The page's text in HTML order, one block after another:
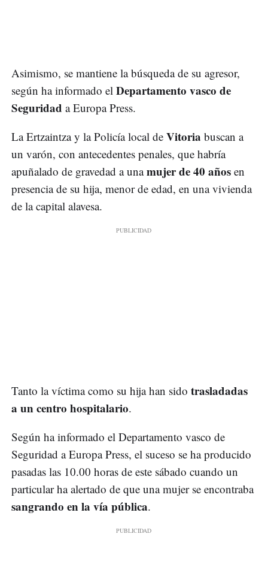
Asimismo, se mantiene la búsqueda de su agresor,
según ha informado el Departamento vasco de
Seguridad a Europa Press.
La Ertzaintza y la Policía local de Vitoria buscan a
un varón, con antecedentes penales, que habría
apuñalado de gravedad a unamujer de 40 años en
presencia de su hija, menor de edad, en una vivienda
de la capital alavesa.
Tanto la víctima como su hija han sido trasladadas
a un centro hospitalario.
Según ha informado el Departamento vasco de
Seguridad a Europa Press, el suceso se ha producido
pasadas las 10.00 horas de este sábado cuando un
particular ha alertado de que una mujer se encontraba
sangrando en la vía pública.